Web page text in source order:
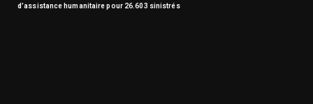
d’assistance humanitaire pour 26.603 sinistrés